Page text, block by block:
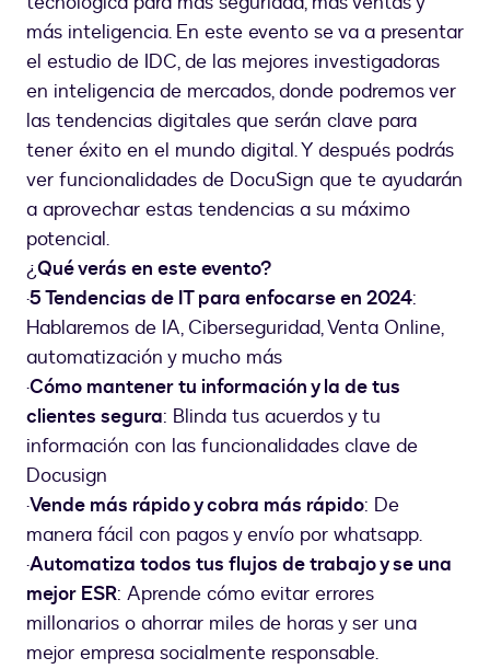
más inteligencia. En este evento se va a presentar
el estudio de IDC, de las mejores investigadoras
en inteligencia de mercados, donde podremos ver
las tendencias digitales que serán clave para
tener éxito en el mundo digital. Y después podrás
ver funcionalidades de DocuSign que te ayudarán
a aprovechar estas tendencias a su máximo
potencial.
¿Qué verás en este evento?
·5 Tendencias de IT para enfocarse en 2024:
Hablaremos de IA, Ciberseguridad, Venta Online,
automatización y mucho más
·Cómo mantener tu información y la de tus
clientes segura: Blinda tus acuerdos y tu
información con las funcionalidades clave de
Docusign
·Vende más rápido y cobra más rápido: De
manera fácil con pagos y envío por whatsapp.
·Automatiza todos tus flujos de trabajo y se una
mejor ESR: Aprende cómo evitar errores
millonarios o ahorrar miles de horas y ser una
mejor empresa socialmente responsable.